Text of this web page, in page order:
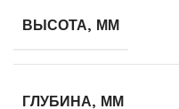
ВЫСОТА, ММ
ГЛУБИНА, ММ